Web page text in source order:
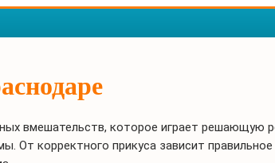
вмешательств, которое играет решающую
От корректного прикуса зависит